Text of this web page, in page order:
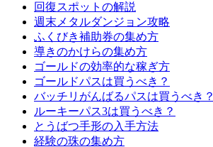
回復スポットの解説
週末メタルダンジョン攻略
ふくびき補助券の集め方
導きのかけらの集め方
ゴールドの効率的な稼ぎ方
ゴールドパスは買うべき？
バッチリがんばるパスは買うべき？
ルーキーパス3は買うべき？
とうばつ手形の入手方法
経験の珠の集め方